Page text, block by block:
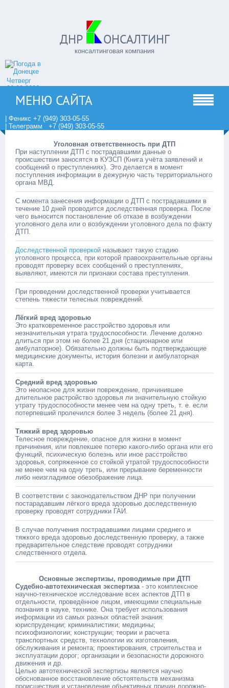
ДНР ОНСАЛТИНГ
консалтинговая компания
Четверг
06.08.2026
МЕНЮ САЙТА
| Феникс +7 (949) 303-05-55
| Телеграмм +7 (949) 303-05-55
Уголовная ответственность при ДТП
При наступлении ДТП с пострадавшими данные о
происшествии заносятся в КУЗСП (Книга учёта заявлений и
сообщений о преступлениях). Это делается в момент
поступления информации в дежурную часть территориального
органа МВД.
С момента занесения информации о ДТП с пострадавшими в
течение 10 дней проводится доследственная проверка. После
чего выносится постановление об отказе в возбуждении
уголовного дела или о возбуждении уголовного дела по факту
ДТП.
Доследственной проверкой называют такую стадию
уголовного процесса, при которой правоохранительные органы
проводят проверку всех сообщений о преступлениях,
выявляют, имеются ли признаки состава преступления.
При проведении доследственной проверки учитывается
степень тяжести телесных повреждений.
Лёгкий вред здоровью
Это кратковременное расстройство здоровья или
незначительная утрата трудоспособности. Лечение должно
длиться при этом не более 21 дня (стационарное или
амбулаторное). Обязательно должны быть подтверждающие
медицинские документы, история болезни и амбулаторная
карта.
Средний вред здоровью
Это неопасное для жизни повреждение, причинившее
длительное растройство здоровья ли значительную стойкую
утрату трудоспособности менее чем на одну треть, т. е. если
потерпевший пролечился более 3 недель (более 21 дня).
Тяжкий вред здоровью
Телесное повреждение, опасное для жизни в момент
причинения, или повлекшее потерю какого-либо органа или его
функций, психическую болезнь или иное расстройство
здоровья, сопряженное со стойкой утратой трудоспособности
не менее чем на одну треть, или прерывание беременности
либо неизгладимое обезображение лица.
В соответствии с законодательством ДНР при получении
постарадавшим лёгкого вреда здоровью доследственную
проверку проводят сотрудники ГАИ.
В случае получения пострадавшими лицами среднего и
тяжкого вреда здоровью доследственную проверку, а также
предварительное следствие проводят сотрудники
следственного отдела.
Основные экспертизы, проводимые при ДТП
Судебно-автотехническая экспертиза - это комплексное
научно-техническое исследование всех аспектов ДТП в
отдельности, проведённое лицом, имеющими специальные
познания в науке, технике. Она требует использования
информации из самых разных областей знания:
юриспруденции; криминалистики; медицины;
психофизиологии; конструкции; теории и расчета
транспортных средств, технологии их изготовления,
обслуживания и ремонта; проектирования, строительства и
эксплуатации дорог; организации и безопасности дорожного
движения и др.
Целью автотехнической экспертизы является научно
обоснованное восстановление обстоятельств механизма
происшествия и установление объективных причин дорожно-